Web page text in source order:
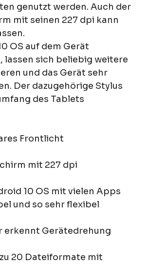
genutzt werden. Auch der
mit seinen 227 dpi kann
OS auf dem Gerät
lassen sich beliebig weitere
und das Gerät sehr
Der dazugehörige Stylus
des Tablets
Frontlicht
mit 227 dpi
10 OS mit vielen Apps
und so sehr flexibel
erkennt Gerätedrehung
20 Dateiformate mit